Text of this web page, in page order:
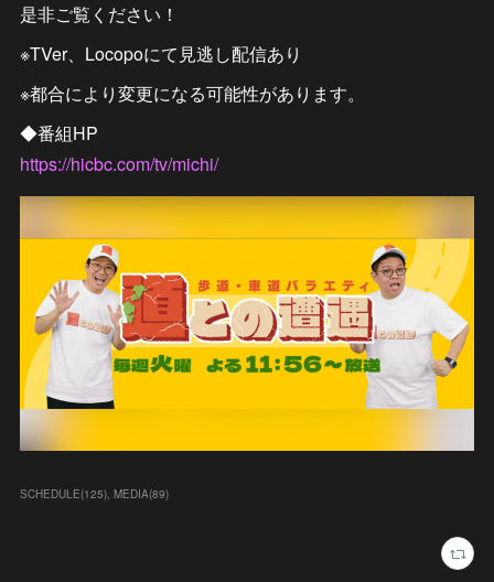
是非ご覧ください！
※TVer、Locopoにて見逃し配信あり
※都合により変更になる可能性があります。
◆番組HP
https://hicbc.com/tv/michi/
SCHEDULE(125) MEDIA(89)